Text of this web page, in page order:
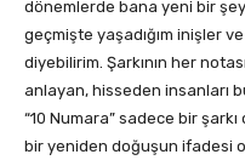
dönemlerde bana yeni bir
geçmişte yaşadığım inişler ve
diyebilirim. Şarkının her
anlayan, hisseden insanları
“10 Numara” sadece bir
bir yeniden doğuşun ifadesi